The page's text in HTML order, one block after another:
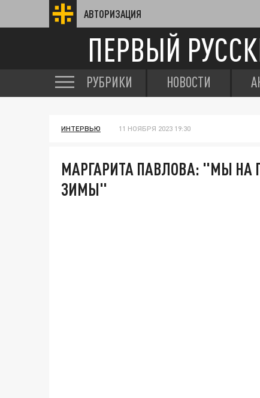
АВТОРИЗАЦИЯ
ПЕРВЫЙ
РУБРИКИ НОВОСТИ
ИНТЕРВЬЮ 11 НОЯБРЯ 2023 19:30
МАРГАРИТА ПАВЛОВА: "МЫ НА
ЗИМЫ"